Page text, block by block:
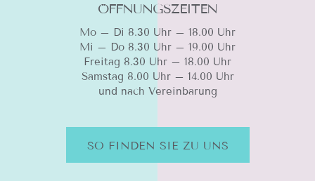
ÖFFNUNGSZEITEN
Mo – Di 8.30 Uhr – 18.00 Uhr
Mi – Do 8.30 Uhr – 19.00 Uhr
Freitag 8.30 Uhr – 18.00 Uhr
Samstag 8.00 Uhr – 14.00 Uhr
und nach Vereinbarung
SO FINDEN SIE ZU UNS